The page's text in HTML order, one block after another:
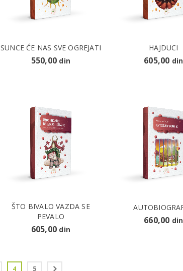
SUNCE ĆE NAS SVE OGREJATI
550,00 din
HAJDUCI
605,00 din
ŠTO BIVALO VAZDA SE
PEVALO
605,00 din
660,00 din
4 5